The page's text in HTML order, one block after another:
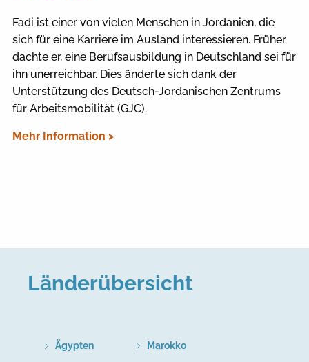
Fadi ist einer von vielen Menschen in Jordanien, die
sich für eine Karriere im Ausland interessieren. Früher
dachte er, eine Berufsausbildung in Deutschland sei für
ihn unerreichbar. Dies änderte sich dank der
Unterstützung des Deutsch-Jordanischen Zentrums
für Arbeitsmobilität (GJC).
Mehr Information >
Länderübersicht
Ägypten Marokko